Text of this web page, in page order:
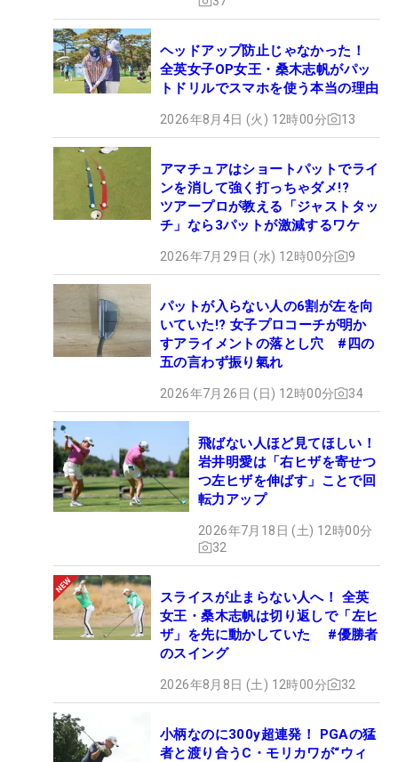
ヘッドアップ防止じゃなかった！
全英女子OP女王・桑木志帆がパッ
トドリルでスマホを使う本当の理由
2026年8月4日 (火) 12時00分 13
アマチュアはショートパットでライ
ンを消して強く打っちゃダメ!?
ツアープロが教える「ジャストタッ
チ」なら3パットが激減するワケ
2026年7月29日 (水) 12時00分 9
パットが入らない人の6割が左を向
いていた!? 女子プロコーチが明か
すアライメントの落とし穴 #四の
五の言わず振り氣れ
2026年7月26日 (日) 12時00分 34
飛ばない人ほど見てほしい！
岩井明愛は「右ヒザを寄せつ
つ左ヒザを伸ばす」ことで回
転力アップ
2026年7月18日 (土) 12時00分
32
スライスが止まらない人へ！ 全英
女王・桑木志帆は切り返しで「左ヒ
ザ」を先に動かしていた #優勝者
のスイング
2026年8月8日 (土) 12時00分 32
小柄なのに300y超連発！ PGAの猛
者と渡り合うC・モリカワが“ウィ